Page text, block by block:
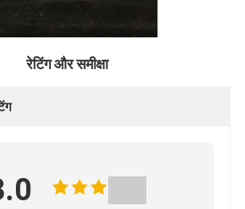
रेटिंग और समीक्षा